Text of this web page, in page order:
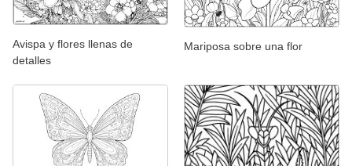
Avispa y flores llenas de
detalles
Mariposa sobre una flor